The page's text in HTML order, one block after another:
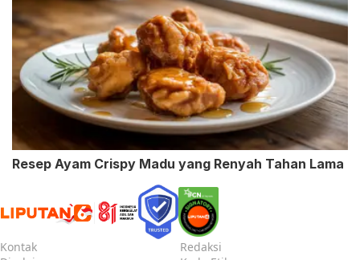
Resep Ayam Crispy Madu yang Renyah Tahan Lama
Kontak
Redaksi